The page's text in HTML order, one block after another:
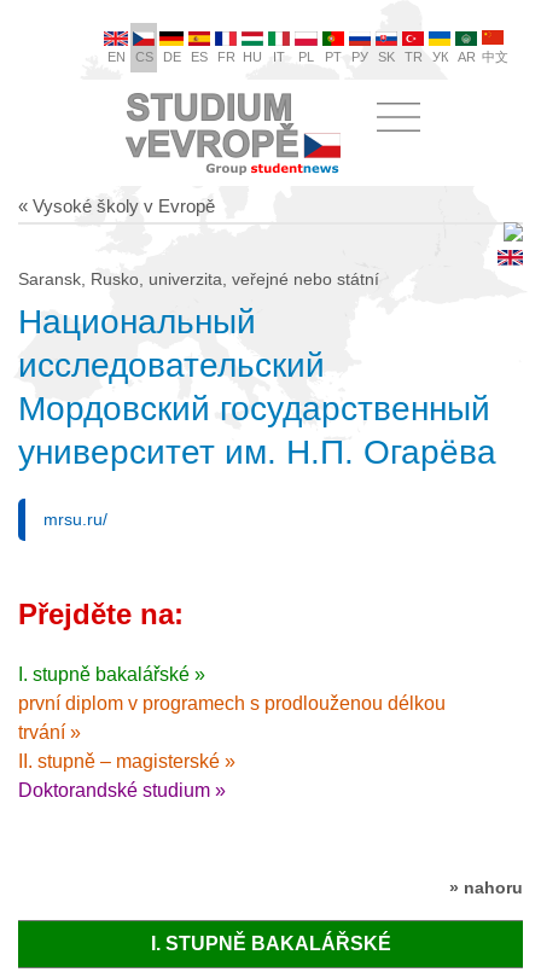
EN CS DE ES FR HU IT PL PT РУ SK TR УК AR 中文
« Vysoké školy v Evropě
Saransk, Rusko, univerzita, veřejné nebo státní
Национальный
исследовательский
Мордовский государственный
университет им. Н.П. Огарёва
mrsu.ru/
Přejděte na:
I. stupně bakalářské »
první diplom v programech s prodlouženou délkou
trvání »
II. stupně – magisterské »
Doktorandské studium »
» nahoru
I. STUPNĚ BAKALÁŘSKÉ